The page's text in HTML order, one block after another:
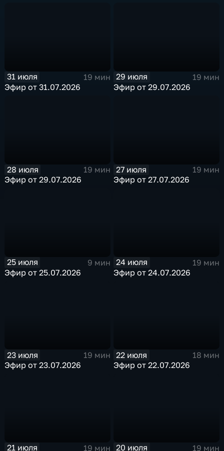
31 июля
19 мин
Эфир от 31.07.2026
29 июля
19 мин
Эфир от 29.07.2026
28 июля
19 мин
Эфир от 29.07.2026
27 июля
19 мин
Эфир от 27.07.2026
25 июля
9 мин
Эфир от 25.07.2026
24 июля
19 мин
Эфир от 24.07.2026
23 июля
19 мин
Эфир от 23.07.2026
22 июля
18 мин
Эфир от 22.07.2026
21 июля 19 мин 20 июля 19 мин